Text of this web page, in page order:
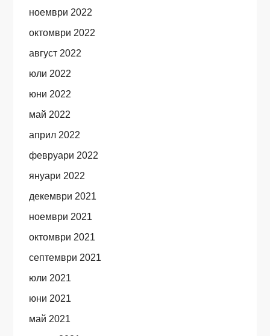
ноември 2022
октомври 2022
август 2022
юли 2022
юни 2022
май 2022
април 2022
февруари 2022
януари 2022
декември 2021
ноември 2021
октомври 2021
септември 2021
юли 2021
юни 2021
май 2021